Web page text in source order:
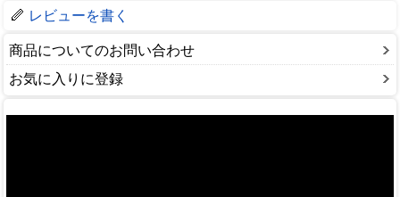
レビューを書く
商品についてのお問い合わせ
お気に入りに登録